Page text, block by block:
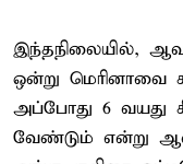
இந்தநிலையில்,
ஒன்று மெரினாவை
அப்போது 6 வயது
வேண்டும் என்று